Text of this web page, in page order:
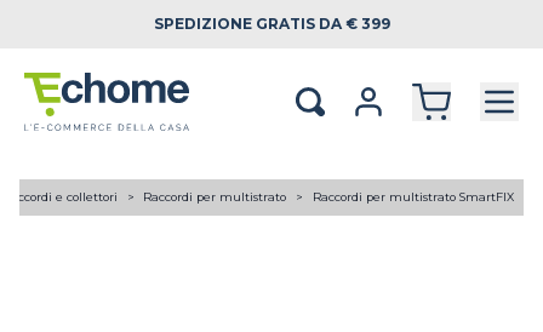
SPEDIZIONE GRATIS DA € 399
Raccordi e collettori Raccordi per multistrato Raccordi per multistrato SmartFIX